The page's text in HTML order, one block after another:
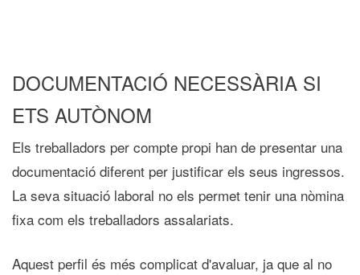
DOCUMENTACIÓ NECESSÀRIA SI
ETS AUTÒNOM
Els treballadors per compte propi han de presentar una
documentació diferent per justificar els seus ingressos.
La seva situació laboral no els permet tenir una nòmina
fixa com els treballadors assalariats.
Aquest perfil és més complicat d'avaluar, ja que al no